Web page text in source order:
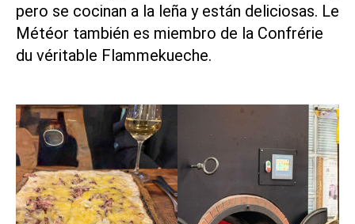
pero se cocinan a la leña y están deliciosas. Le
Météor también es miembro de la Confrérie
du véritable Flammekueche.